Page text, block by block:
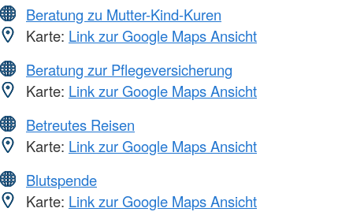
Beratung zu Mutter-Kind-Kuren
Karte: Link zur Google Maps Ansicht
Beratung zur Pflegeversicherung
Karte: Link zur Google Maps Ansicht
Betreutes Reisen
Karte: Link zur Google Maps Ansicht
Blutspende
Karte: Link zur Google Maps Ansicht